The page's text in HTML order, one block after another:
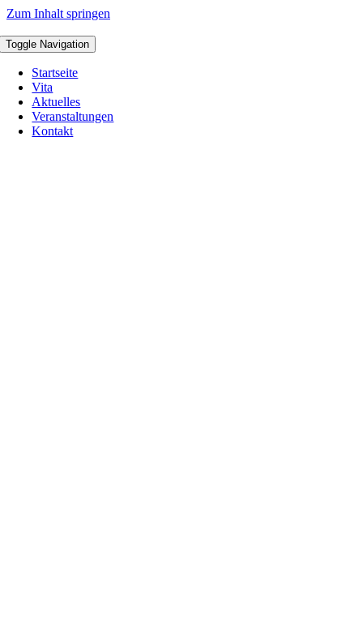
Zum Inhalt springen
Toggle Navigation
Startseite
Vita
Aktuelles
Veranstaltungen
Kontakt